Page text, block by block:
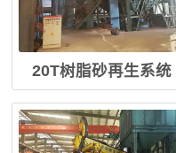
20T树脂砂再生系统